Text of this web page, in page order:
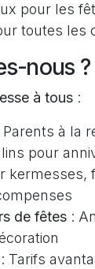
pour les
toutes les
nous ?
à tous :
Parents à la
pour
kermesses,
de fêtes :
: Tarifs